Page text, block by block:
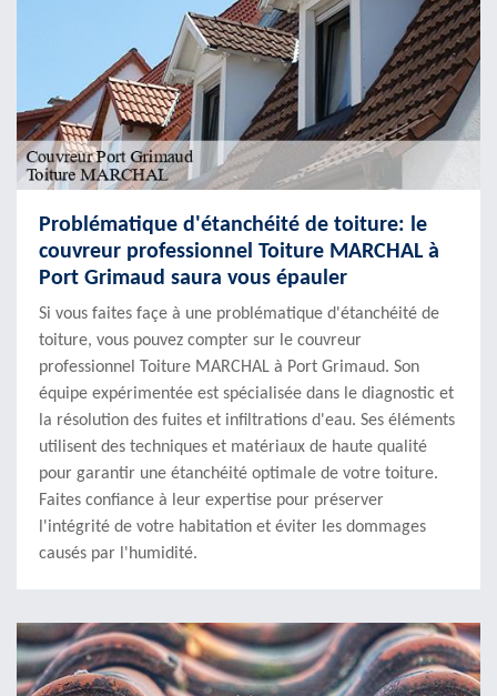
Problématique d'étanchéité de toiture: le
couvreur professionnel Toiture MARCHAL à
Port Grimaud saura vous épauler
Si vous faites façe à une problématique d'étanchéité de
toiture, vous pouvez compter sur le couvreur
professionnel Toiture MARCHAL à Port Grimaud. Son
équipe expérimentée est spécialisée dans le diagnostic et
la résolution des fuites et infiltrations d'eau. Ses éléments
utilisent des techniques et matériaux de haute qualité
pour garantir une étanchéité optimale de votre toiture.
Faites confiance à leur expertise pour préserver
l'intégrité de votre habitation et éviter les dommages
causés par l'humidité.